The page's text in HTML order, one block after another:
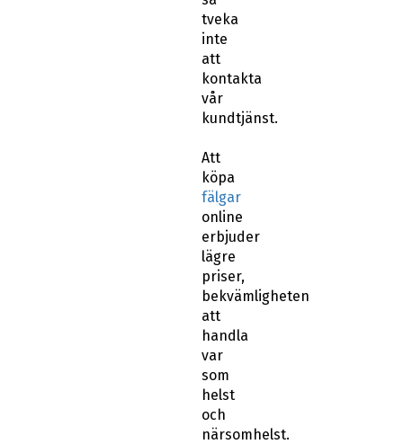
tveka
inte
att
kontakta
vår
kundtjänst.
Att
köpa
fälgar
online
erbjuder
lägre
priser,
bekvämligheten
att
handla
var
som
helst
och
närsomhelst.